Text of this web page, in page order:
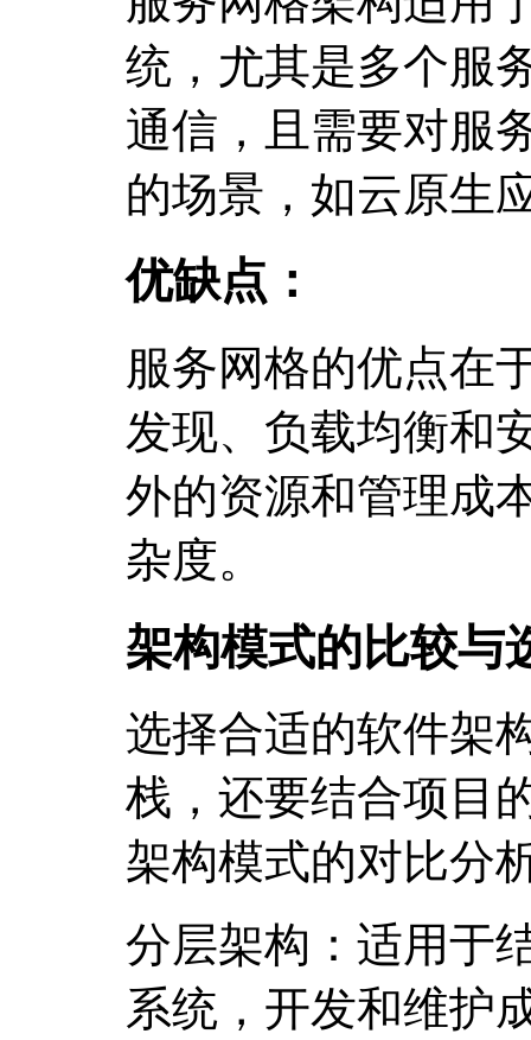
统，尤其是多个服
通信，且需要对服
的场景，如云原生
优缺点：
服务网格的优点在
发现、负载均衡和
外的资源和管理成
杂度。
架构模式的比较与
选择合适的软件架
栈，还要结合项目
架构模式的对比分
分层架构：适用于
系统，开发和维护